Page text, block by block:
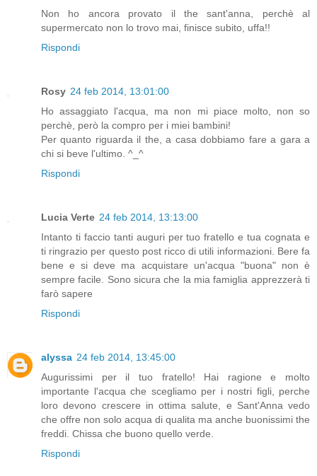
Non ho ancora provato il the sant'anna, perchè al
supermercato non lo trovo mai, finisce subito, uffa!!
Rispondi
Rosy 24 feb 2014, 13:01:00
Ho assaggiato l'acqua, ma non mi piace molto, non so
perchè, però la compro per i miei bambini!
Per quanto riguarda il the, a casa dobbiamo fare a gara a
chi si beve l'ultimo. ^_^
Rispondi
Lucia Verte 24 feb 2014, 13:13:00
Intanto ti faccio tanti auguri per tuo fratello e tua cognata e
ti ringrazio per questo post ricco di utili informazioni. Bere fa
bene e si deve ma acquistare un'acqua "buona" non è
sempre facile. Sono sicura che la mia famiglia apprezzerà ti
farò sapere
Rispondi
alyssa 24 feb 2014, 13:45:00
Augurissimi per il tuo fratello! Hai ragione e molto
importante l'acqua che scegliamo per i nostri figli, perche
loro devono crescere in ottima salute, e Sant'Anna vedo
che offre non solo acqua di qualita ma anche buonissimi the
freddi. Chissa che buono quello verde.
Rispondi